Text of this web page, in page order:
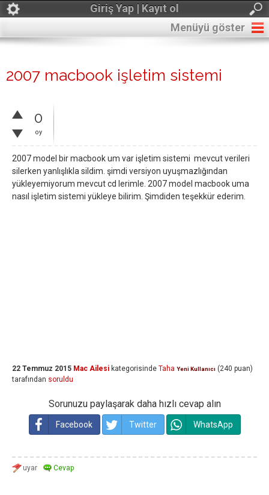
Giriş Yap | Kayıt ol
Menüyü göster
2007 macbook işletim sistemi
0
oy
2007 model bir macbook um var işletim sistemi mevcut verileri
silerken yanlışlıkla sildim. şimdi versiyon uyuşmazlığından
yükleyemiyorum mevcut cd lerimle. 2007 model macbook uma
nasıl işletim sistemi yükleye bilirim. Şimdiden teşekkür ederim.
22 Temmuz 2015 Mac Ailesi kategorisinde Taha Yeni Kullanıcı (240 puan)
tarafından soruldu
Sorunuzu paylaşarak daha hızlı cevap alın
Facebook Twitter WhatsApp